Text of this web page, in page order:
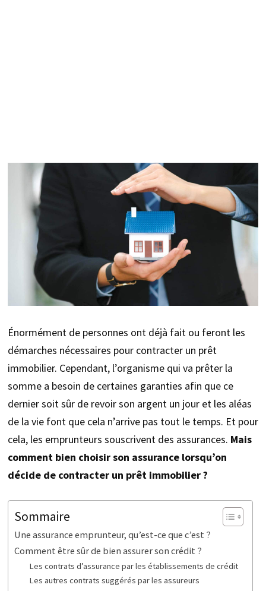
Énormément de personnes ont déjà fait ou feront les
démarches nécessaires pour contracter un prêt
immobilier. Cependant, l’organisme qui va prêter la
somme a besoin de certaines garanties afin que ce
dernier soit sûr de revoir son argent un jour et les aléas
de la vie font que cela n’arrive pas tout le temps. Et pour
cela, les emprunteurs souscrivent des assurances. Mais
comment bien choisir son assurance lorsqu’on
décide de contracter un prêt immobilier ?
Sommaire
Une assurance emprunteur, qu’est-ce que c’est ?
Comment être sûr de bien assurer son crédit ?
Les contrats d’assurance par les établissements de crédit
Les autres contrats suggérés par les assureurs